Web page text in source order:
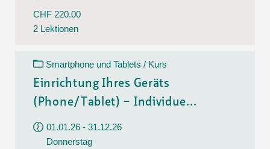
CHF 220.00
2 Lektionen
Smartphone und Tablets / Kurs
Einrichtung Ihres Geräts
(Phone/Tablet) – Individue...
01.01.26 - 31.12.26
Donnerstag